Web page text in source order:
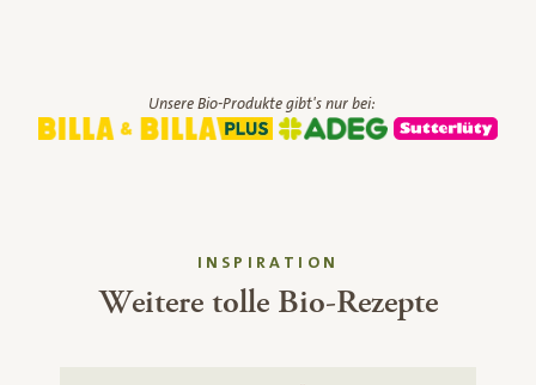
Unsere Bio-Produkte gibt's nur bei:
INSPIRATION
Weitere tolle Bio-Rezepte